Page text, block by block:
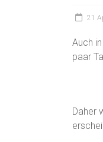
21
Auch
paar
Daher